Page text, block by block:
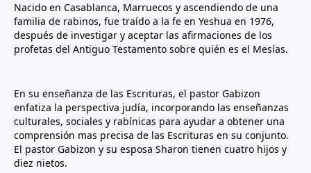
Nacido en Casablanca, Marruecos y ascendiendo de una
familia de rabinos, fue traído a la fe en Yeshua en 1976,
después de investigar y aceptar las afirmaciones de los
profetas del Antiguo Testamento sobre quién es el Mesías.
En su enseñanza de las Escrituras, el pastor Gabizon
enfatiza la perspectiva judía, incorporando las enseñanzas
culturales, sociales y rabínicas para ayudar a obtener una
comprensión mas precisa de las Escrituras en su conjunto.
El pastor Gabizon y su esposa Sharon tienen cuatro hijos y
diez nietos.